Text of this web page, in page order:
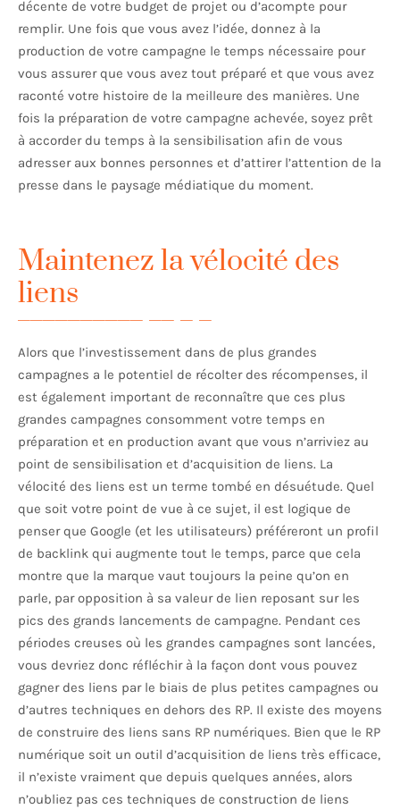
décente de votre budget de projet ou d’acompte pour
remplir. Une fois que vous avez l’idée, donnez à la
production de votre campagne le temps nécessaire pour
vous assurer que vous avez tout préparé et que vous avez
raconté votre histoire de la meilleure des manières. Une
fois la préparation de votre campagne achevée, soyez prêt
à accorder du temps à la sensibilisation afin de vous
adresser aux bonnes personnes et d’attirer l’attention de la
presse dans le paysage médiatique du moment.
Maintenez la vélocité des
liens
Alors que l’investissement dans de plus grandes
campagnes a le potentiel de récolter des récompenses, il
est également important de reconnaître que ces plus
grandes campagnes consomment votre temps en
préparation et en production avant que vous n’arriviez au
point de sensibilisation et d’acquisition de liens. La
vélocité des liens est un terme tombé en désuétude. Quel
que soit votre point de vue à ce sujet, il est logique de
penser que Google (et les utilisateurs) préféreront un profil
de backlink qui augmente tout le temps, parce que cela
montre que la marque vaut toujours la peine qu’on en
parle, par opposition à sa valeur de lien reposant sur les
pics des grands lancements de campagne. Pendant ces
périodes creuses où les grandes campagnes sont lancées,
vous devriez donc réfléchir à la façon dont vous pouvez
gagner des liens par le biais de plus petites campagnes ou
d’autres techniques en dehors des RP. Il existe des moyens
de construire des liens sans RP numériques. Bien que le RP
numérique soit un outil d’acquisition de liens très efficace,
il n’existe vraiment que depuis quelques années, alors
n’oubliez pas ces techniques de construction de liens